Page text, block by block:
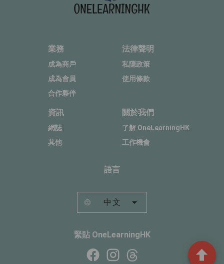
業務
成為商戶
成為會員
合作夥伴
法律聲明
私隱政策
使用條款
資訊
網誌
其他
關於我們
了解 OneLearningHK
工作機會
語言
中文
緊貼 OneLearningHK